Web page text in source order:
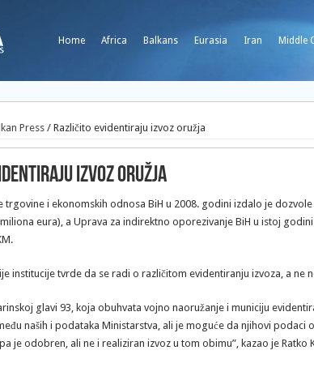
Home Africa Balkans Eurasia Iran Middle
Press / Različito evidentiraju izvoz oružja
izvoz oružja
trgovine i ekonomskih odnosa BiH u 2008. godini izdalo je
eura), a Uprava za indirektno oporezivanje BiH u istoj
institucije tvrde da se radi o različitom evidentiranju izvoza, a ne
glavi 93, koja obuhvata vojno naoružanje i municiju
naših i podataka Ministarstva, ali je moguće da njihovi
je odobren, ali ne i realiziran izvoz u tom obimu”, kazao je